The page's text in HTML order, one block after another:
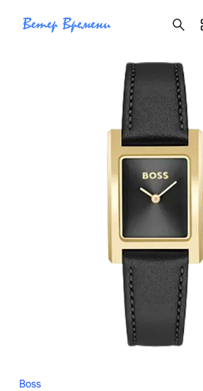
Boss
Авторизация
Каталог
Мужские часы
Женские часы
Скидки